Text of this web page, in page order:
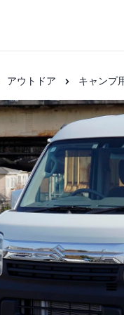
アウトドア キャンプ